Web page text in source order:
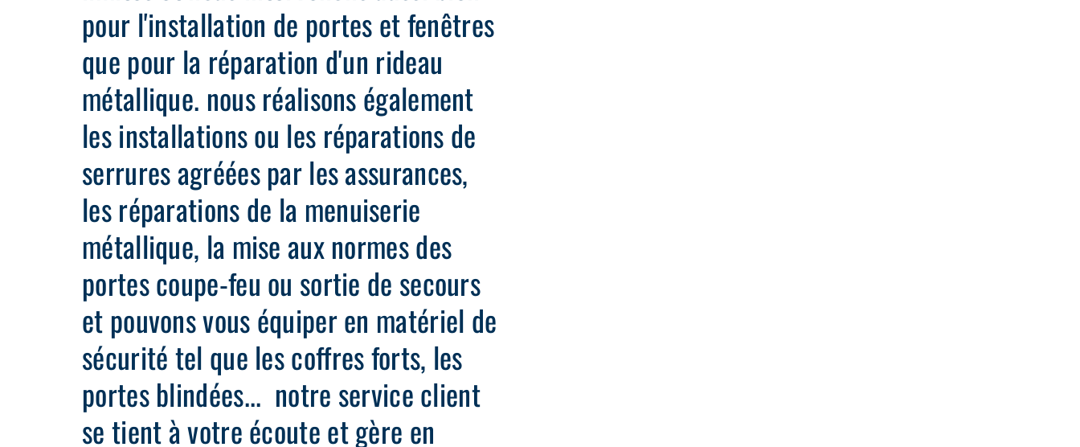
pour l'installation de portes et fenêtres
que pour la réparation d'un rideau
métallique. nous réalisons également
les installations ou les réparations de
serrures agréées par les assurances,
les réparations de la menuiserie
métallique, la mise aux normes des
portes coupe-feu ou sortie de secours
et pouvons vous équiper en matériel de
sécurité tel que les coffres forts, les
portes blindées... notre service client
se tient à votre écoute et gère en